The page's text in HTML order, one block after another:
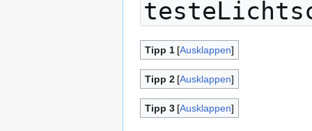
Ausklappen
Tipp 1
Ausklappen
Tipp 2
Ausklappen
Tipp 3